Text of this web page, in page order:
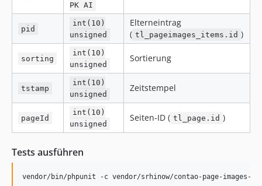
PK AI
pid
int(10)
unsigned
Elterneintrag
( tl_pageimages_items.id )
sorting
int(10)
unsigned
Sortierung
tstamp
int(10)
unsigned
Zeitstempel
pageId
int(10)
unsigned
Seiten-ID ( tl_page.id )
Tests ausführen